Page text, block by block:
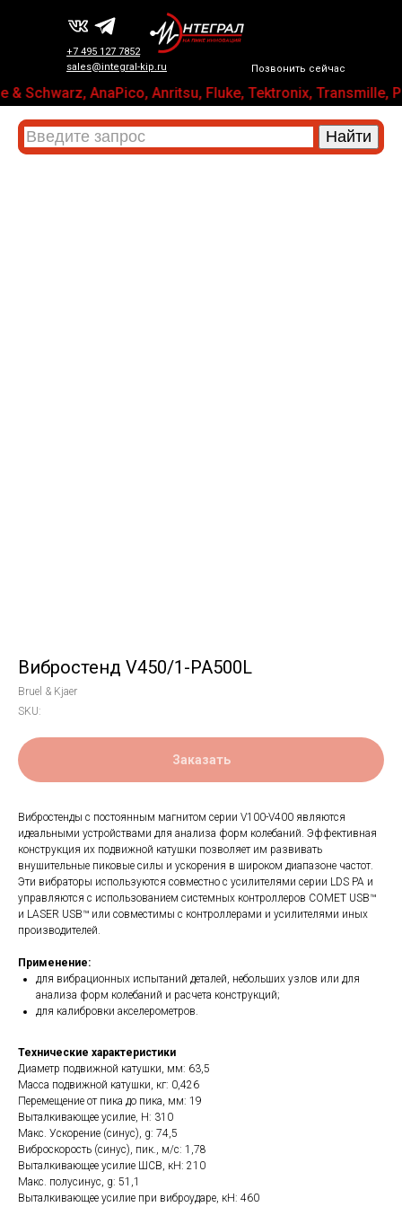
Позвонить сейчас
+7 495 127 7852
sales@integral-kip.ru
AnaPico, Anritsu, Fluke, Tektronix, Transmille,
Вибростенд V450/1-PA500L
Bruel & Kjaer
SKU:
Заказать
Вибростенды с постоянным магнитом серии V100-V400 являются
идеальными устройствами для анализа форм колебаний. Эффективная
конструкция их подвижной катушки позволяет им развивать
внушительные пиковые силы и ускорения в широком диапазоне частот.
Эти вибраторы используются совместно с усилителями серии LDS PA и
управляются с использованием системных контроллеров COMET USB™
и LASER USB™ или совместимы с контроллерами и усилителями иных
производителей.
Применение:
для вибрационных испытаний деталей, небольших узлов или для
анализа форм колебаний и расчета конструкций;
для калибровки акселерометров.
Технические характеристики
Диаметр подвижной катушки, мм: 63,5
Масса подвижной катушки, кг: 0,426
Перемещение от пика до пика, мм: 19
Выталкивающее усилие, Н: 310
Макс. Ускорение (синус), g: 74,5
Виброскорость (синус), пик., м/с: 1,78
Выталкивающее усилие ШСВ, кН: 210
Макс. полусинус, g: 51,1
Выталкивающее усилие при виброударе, кН: 460